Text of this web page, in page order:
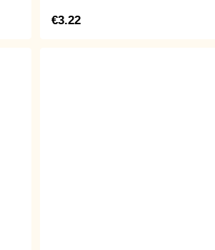
€3.22